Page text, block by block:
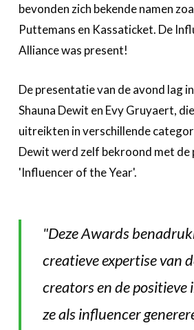
bevonden zich bekende namen
Puttemans en Kassaticket. De
Alliance was present!
De presentatie van de avond lag
Shauna Dewit en Evy Gruyaert,
uitreikten in verschillende
Dewit werd zelf bekroond met
'Influencer of the Year'.
"Deze Awards
creatieve expertise van
creators en de positieve
ze als influencer